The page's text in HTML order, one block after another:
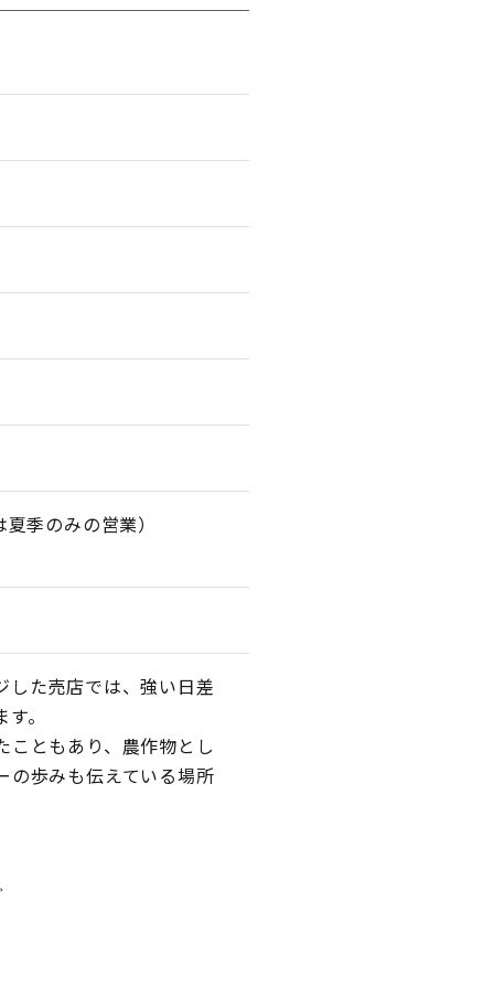
季のみの営業）
した売店では、強い日差
。
こともあり、農作物とし
の歩みも伝えている場所